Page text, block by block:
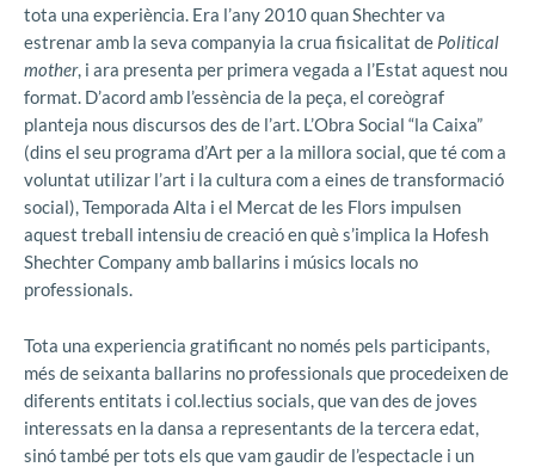
tota una experiència. Era l’any 2010 quan Shechter va
estrenar amb la seva companyia la crua fisicalitat de Political
mother, i ara presenta per primera vegada a l’Estat aquest nou
format. D’acord amb l’essència de la peça, el coreògraf
planteja nous discursos des de l’art. L’Obra Social “la Caixa”
(dins el seu programa d’Art per a la millora social, que té com a
voluntat utilizar l’art i la cultura com a eines de transformació
social), Temporada Alta i el Mercat de les Flors impulsen
aquest treball intensiu de creació en què s’implica la Hofesh
Shechter Company amb ballarins i músics locals no
professionals.
Tota una experiencia gratificant no només pels participants,
més de seixanta ballarins no professionals que procedeixen de
diferents entitats i col.lectius socials, que van des de joves
interessats en la dansa a representants de la tercera edat,
sinó també per tots els que vam gaudir de l’espectacle i un